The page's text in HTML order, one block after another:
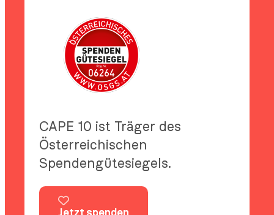
CAPE 10 ist Träger des
Österreichischen
Spendengütesiegels.